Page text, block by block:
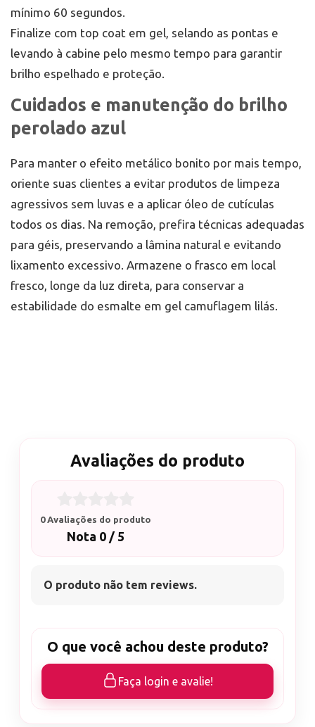
mínimo 60 segundos.
Finalize com top coat em gel, selando as pontas e
levando à cabine pelo mesmo tempo para garantir
brilho espelhado e proteção.
Cuidados e manutenção do brilho
perolado azul
Para manter o efeito metálico bonito por mais tempo,
oriente suas clientes a evitar produtos de limpeza
agressivos sem luvas e a aplicar óleo de cutículas
todos os dias. Na remoção, prefira técnicas adequadas
para géis, preservando a lâmina natural e evitando
lixamento excessivo. Armazene o frasco em local
fresco, longe da luz direta, para conservar a
estabilidade do esmalte em gel camuflagem lilás.
Avaliações do produto
0 Avaliações do produto
Nota 0 / 5
O produto não tem reviews.
O que você achou deste produto?
Faça login e avalie!